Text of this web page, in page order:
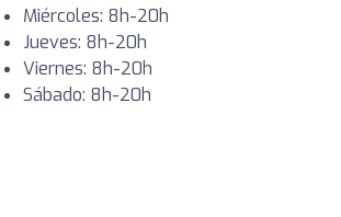
Miércoles: 8h-20h
Jueves: 8h-20h
Viernes: 8h-20h
Sábado: 8h-20h